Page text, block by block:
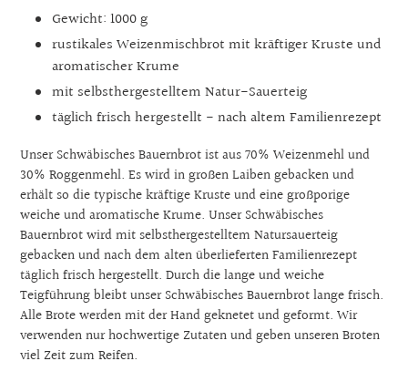
Warenkorb
hinzugefügt
Gewicht: 1000 g
rustikales Weizenmischbrot mit kräftiger Kruste und
aromatischer Krume
mit selbsthergestelltem Natur-Sauerteig
täglich frisch hergestellt - nach altem Familienrezept
Unser Schwäbisches Bauernbrot ist aus 70% Weizenmehl und
30% Roggenmehl. Es wird in großen Laiben gebacken und
erhält so die typische kräftige Kruste und eine großporige
weiche und aromatische Krume. Unser Schwäbisches
Bauernbrot wird mit selbsthergestelltem Natursauerteig
gebacken und nach dem alten überlieferten Familienrezept
täglich frisch hergestellt. Durch die lange und weiche
Teigführung bleibt unser Schwäbisches Bauernbrot lange frisch.
Alle Brote werden mit der Hand geknetet und geformt. Wir
verwenden nur hochwertige Zutaten und geben unseren Broten
viel Zeit zum Reifen.